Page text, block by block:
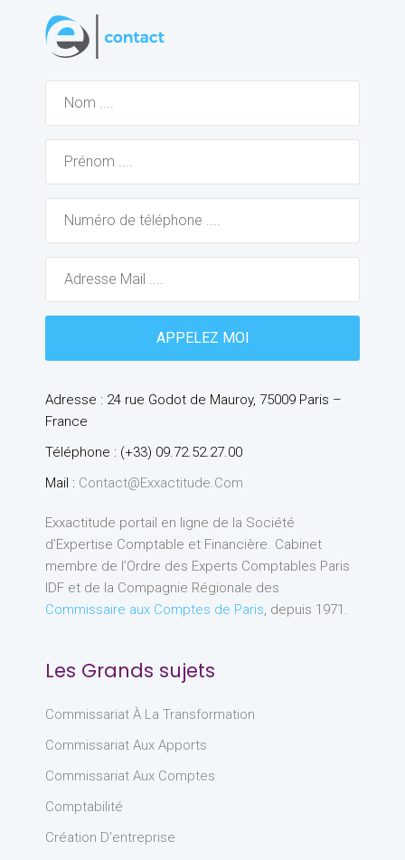
Adresse : 24 rue Godot de Mauroy, 75009 Paris –
France
Téléphone : (+33) 09.72.52.27.00
Mail : Contact@exxactitude.com
Exxactitude portail en ligne de la Société
d’Expertise Comptable et Financière. Cabinet
membre de l’Ordre des Experts Comptables Paris
IDF et de la Compagnie Régionale des
Commissaire aux Comptes de Paris, depuis 1971.
Les Grands sujets
Commissariat À La Transformation
Commissariat Aux Apports
Commissariat Aux Comptes
Comptabilité
Création D'entreprise